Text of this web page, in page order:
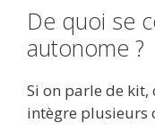
De quoi se
autonome ?
Si on parle de kit,
intègre plusieurs